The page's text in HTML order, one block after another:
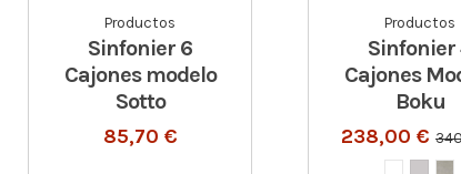
Productos
Sinfonier 6
Cajones modelo
Sotto
85,70 €
Productos
Sinfonier
Cajones
Boku
238,00 €